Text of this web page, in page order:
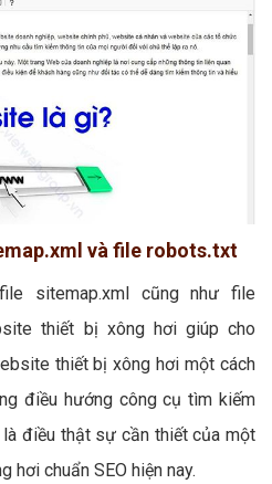
và file robots.txt
sitemap.xml cũng như file
thiết bị xông hơi giúp cho
thiết bị xông hơi một cách
điều hướng công cụ tìm kiếm
điều thật sự cần thiết của một
hơi chuẩn SEO hiện nay.